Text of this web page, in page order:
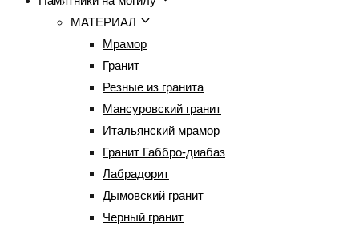
МАТЕРИАЛ
Мрамор
Гранит
Резные из гранита
Мансуровский гранит
Итальянский мрамор
Гранит Габбро-диабаз
Лабрадорит
Дымовский гранит
Черный гранит